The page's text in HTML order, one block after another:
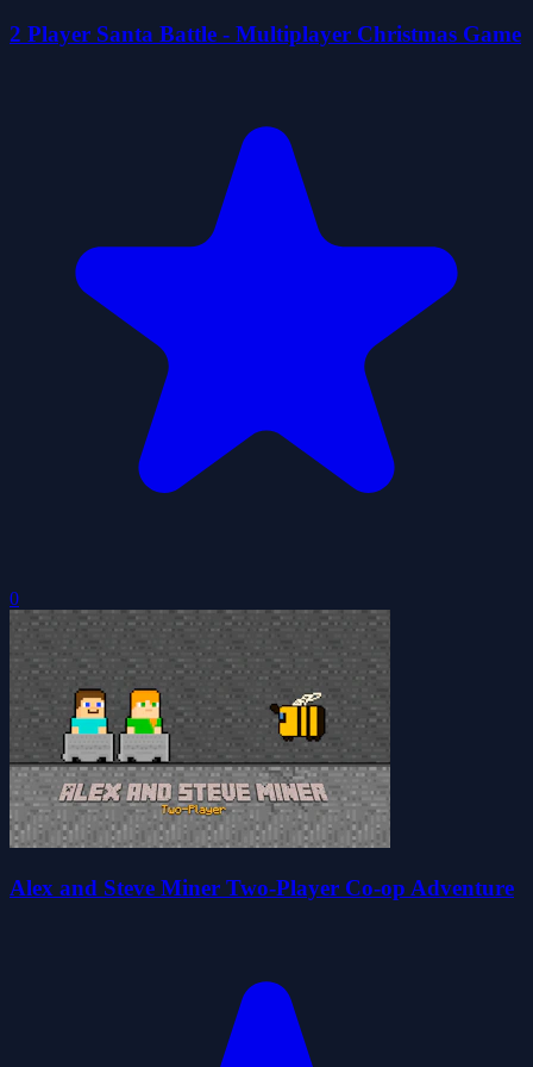
2 Player Santa Battle - Multiplayer Christmas Game
0
Alex and Steve Miner Two-Player Co-op Adventure